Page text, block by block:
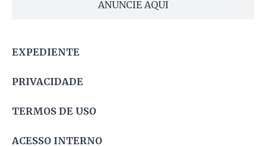
ANUNCIE AQUI
EXPEDIENTE
PRIVACIDADE
TERMOS DE USO
ACESSO INTERNO